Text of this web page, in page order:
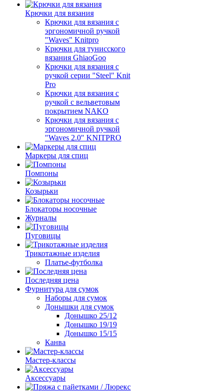
Крючки для вязания
Крючки для вязания с
эргономичной ручкой
"Waves" Knitpro
Крючки для тунисского
вязания GhiaoGoo
Крючки для вязания с
ручкой серии "Steel" Knit
Pro
Крючки для вязания с
ручкой с вельветовым
покрытием NAKO
Крючки для вязания с
эргономичной ручкой
"Waves 2.0" KNITPRO
Маркеры для спиц
Помпоны
Козырьки
Блокаторы носочные
Журналы
Пуговицы
Трикотажные изделия
Платье-футболка
Последняя цена
Фурнитура для сумок
Наборы для сумок
Донышки для сумок
Донышко 25/12
Донышко 19/19
Донышко 15/15
Канва
Мастер-классы
Аксессуары